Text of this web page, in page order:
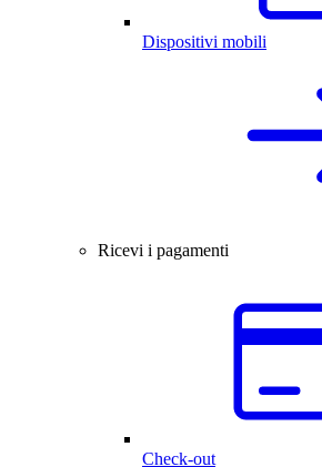
Dispositivi mobili
Ricevi i pagamenti
Check-out